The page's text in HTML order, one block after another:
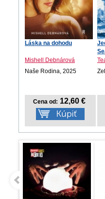
Láska na dohodu
Mishell Debnárová
Naše Rodina, 2025
Cena od: 12,60 €